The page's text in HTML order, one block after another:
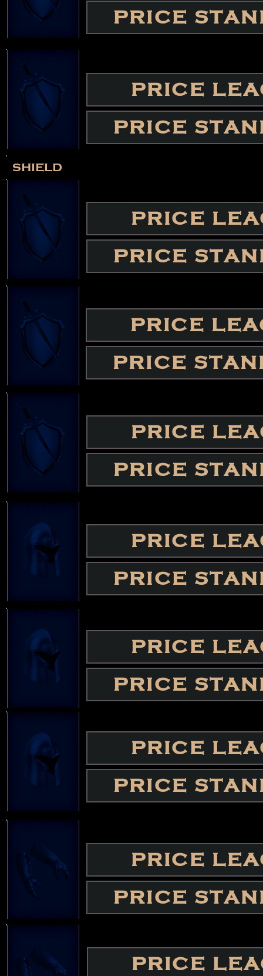
PRICE
PRICE
PRICE
shield
PRICE
PRICE
PRICE
PRICE
PRICE
PRICE
PRICE
PRICE
PRICE
PRICE
PRICE
PRICE
PRICE
PRICE
PRICE